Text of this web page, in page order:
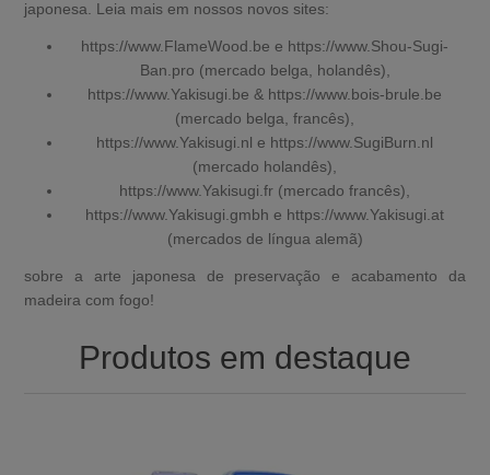
japonesa. Leia mais em nossos novos sites:
https://www.FlameWood.be e https://www.Shou-Sugi-
Ban.pro (mercado belga, holandês),
https://www.Yakisugi.be & https://www.bois-brule.be
(mercado belga, francês),
https://www.Yakisugi.nl e https://www.SugiBurn.nl
(mercado holandês),
https://www.Yakisugi.fr (mercado francês),
https://www.Yakisugi.gmbh e https://www.Yakisugi.at
(mercados de língua alemã)
sobre a arte japonesa de preservação e acabamento da
madeira com fogo!
Produtos em destaque